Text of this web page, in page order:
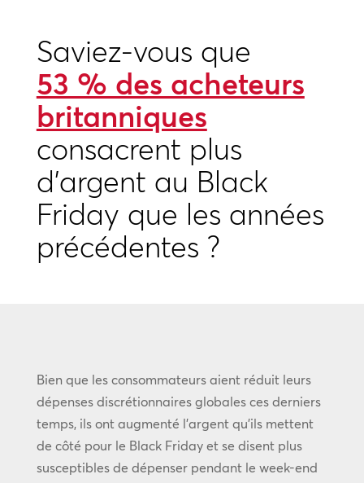
Saviez-vous que
53 % des acheteurs
britanniques
consacrent plus
d’argent au Black
Friday que les années
précédentes ?
Bien que les consommateurs aient réduit leurs
dépenses discrétionnaires globales ces derniers
temps, ils ont augmenté l’argent qu’ils mettent
de côté pour le Black Friday et se disent plus
susceptibles de dépenser pendant le week-end